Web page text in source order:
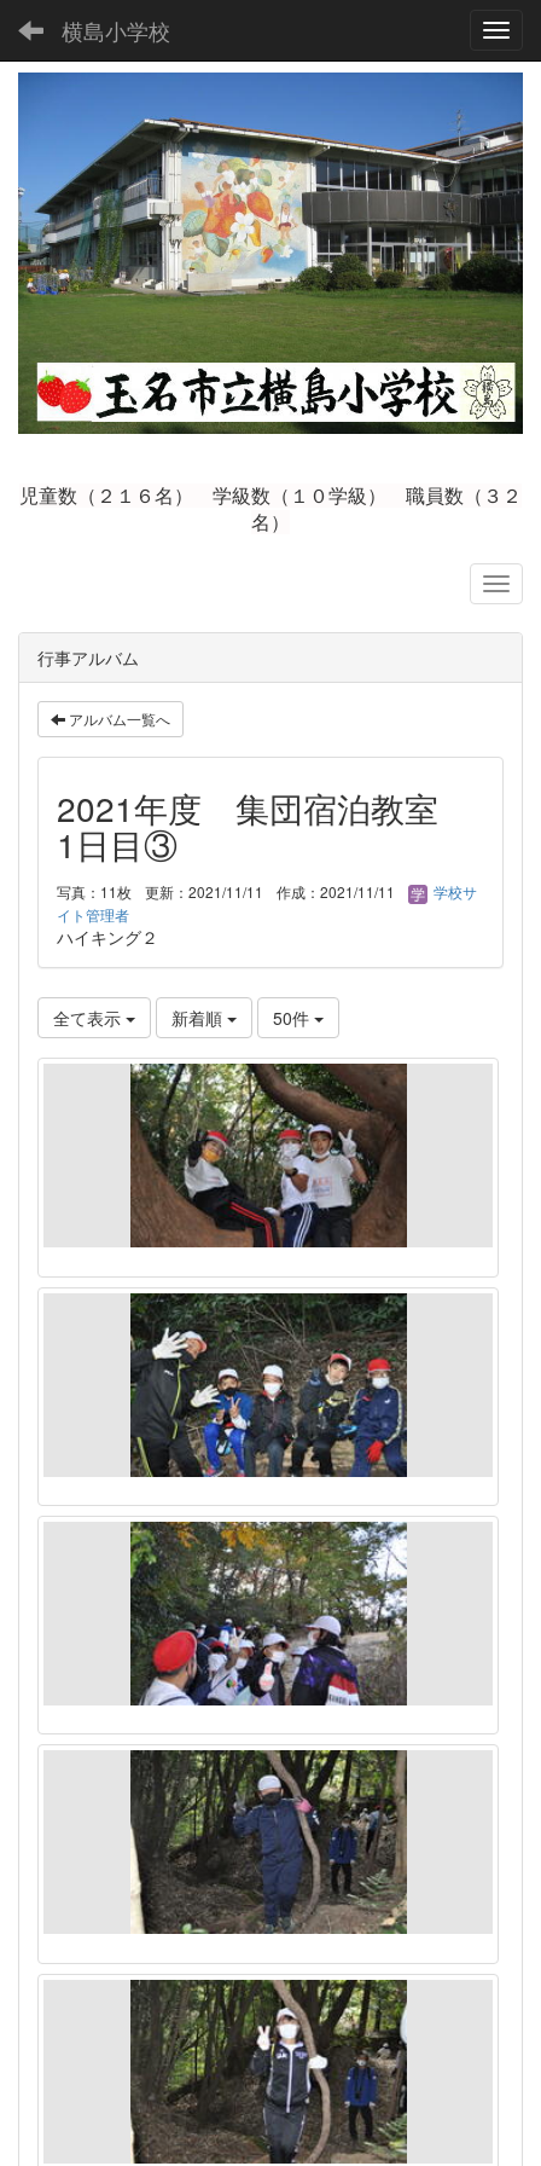
横島小学校
児童数（２１６名） 学級数（１０学級） 職員数（３２
名）
行事アルバム
アルバム一覧へ
2021年度 集団宿泊教室
1日目③
写真：11枚 更新：2021/11/11 作成：2021/11/11
学校サ
イト管理者
ハイキング２
全て表示 新着順 50件